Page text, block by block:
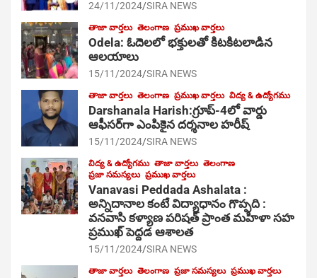
24/11/2024 SIRA NEWS
తాజా వార్తలు తెలంగాణ ప్రముఖ వార్తలు
Odela: ఓదెల‌లో భక్తులతో కిటకిటలాడిన
ఆల‌యాలు
15/11/2024 SIRA NEWS
తాజా వార్తలు తెలంగాణ ప్రముఖ వార్తలు విద్య & ఉద్యోగము
Darshanala Harish:గ్రూప్-4లో వార్డు
ఆఫీసర్‌గా ఎంపికైన దర్శనాల హరీష్
15/11/2024 SIRA NEWS
విద్య & ఉద్యోగము తాజా వార్తలు తెలంగాణ
ప్రజా సమస్యలు ప్రముఖ వార్తలు
Vanavasi Peddada Ashalata :
అన్నిదానాల కంటే విద్యాధానం గొప్పది :
వనవాసి కళ్యాణ పరిషత్ ప్రాంత మహిళా సహ
ప్రముఖ్ పెద్దడ ఆశాలత
15/11/2024 SIRA NEWS
తాజా వార్తలు తెలంగాణ ప్రజా సమస్యలు ప్రముఖ వార్తలు